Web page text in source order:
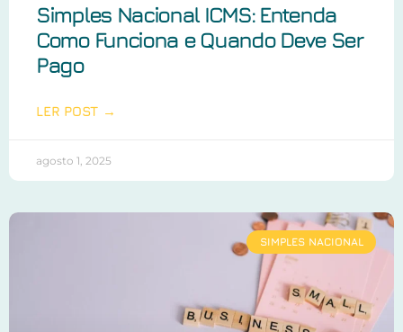
Simples Nacional ICMS: Entenda
Como Funciona e Quando Deve Ser
Pago
LER POST →
agosto 1, 2025
SIMPLES NACIONAL